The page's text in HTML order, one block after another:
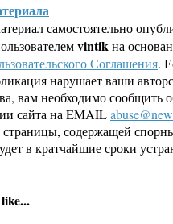
самостоятельно
vintikна
Соглашения.
нарушает ваши
вам необходимо сообщить
сайта на EMAIL
страницы, содержащей
в кратчайшие сроки